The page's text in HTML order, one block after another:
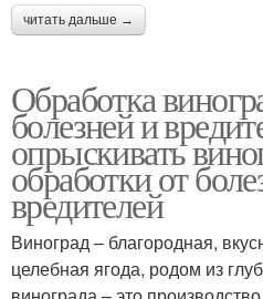
читать дальше →
Обработка
болезней и
опрыскивать
обработки от
вредителей
Виноград – благородная,
целебная ягода, родом из